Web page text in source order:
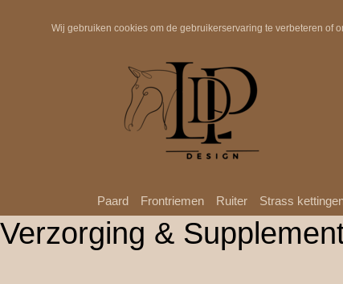
Paard Frontriemen Ruiter Strass
Verzorging &
Wij gebruiken cookies om de gebruikerservaring te verbeteren of